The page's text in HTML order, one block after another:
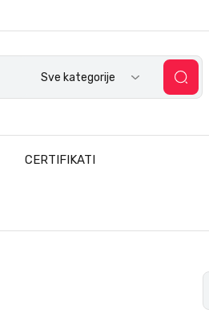
Sve kategorije
CERTIFIKATI